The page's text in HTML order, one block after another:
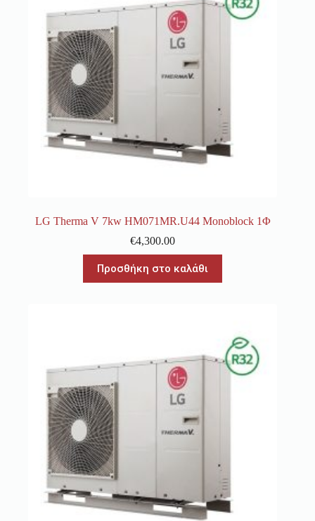
LG Therma V 7kw HM071MR.U44 Monoblock 1Φ
€4,300.00
Προσθήκη στο καλάθι